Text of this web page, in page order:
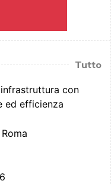
Tutto
con
ed efficienza